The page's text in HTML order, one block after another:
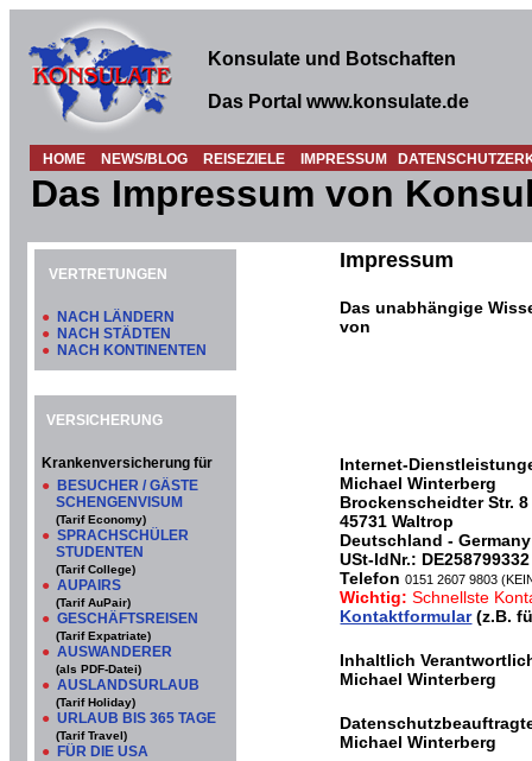
Konsulate und Botschaften
Das Portal www.konsulate.de
HOME NEWS/BLOG REISEZIELE IMPRESSUM
Das Impressum von
VERTRETUNGEN
● NACH LÄNDERN
● NACH STÄDTEN
● NACH KONTINENTEN
VERSICHERUNG
Krankenversicherung für
● BESUCHER / GÄSTE
SCHENGENVISUM
(Tarif Economy)
● SPRACHSCHÜLER
STUDENTEN
(Tarif College)
● AUPAIRS
(Tarif AuPair)
● GESCHÄFTSREISEN
(Tarif Expatriate)
● AUSWANDERER
(als PDF-Datei)
● AUSLANDSURLAUB
(Tarif Holiday)
● URLAUB BIS 365 TAGE
(Tarif Travel)
● FÜR DIE USA
Impressum
Das unabhängige
von
Internet-
Michael Winterberg
Brockenscheidter Str. 8
45731 Waltrop
Deutschland - Germany
USt-IdNr.: DE258799332
Telefon0151 2607 9803
Wichtig: Schnellste
Kontaktformular(z.B.
Inhaltlich
Michael Winterberg
Michael Winterberg